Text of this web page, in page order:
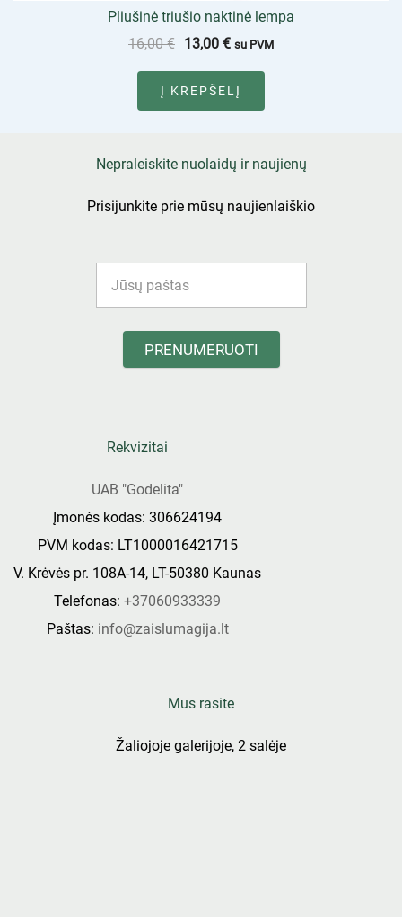
Pliušinė triušio naktinė lempa
16,00€ 13,00 € su PVM
Į KREPŠELĮ
Nepraleiskite nuolaidų ir naujienų
Prisijunkite prie mūsų naujienlaiškio
PRENUMERUOTI
Rekvizitai
UAB "Godelita"
Įmonės kodas: 306624194
PVM kodas: LT1000016421715
V. Krėvės pr. 108A-14, LT-50380 Kaunas
Telefonas: +37060933339
Paštas: info@zaislumagija.lt
Mus rasite
Žaliojoje galerijoje, 2 salėje